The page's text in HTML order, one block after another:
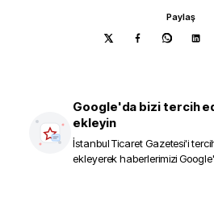
Paylaş
Google'da bizi tercih
ekleyin
İstanbul Ticaret Gazetesi'i
ekleyerek haberlerimizi